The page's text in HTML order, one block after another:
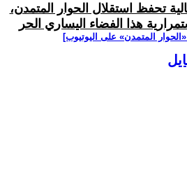
تحفظ استقلال الحوار المتمدن،
هذا الفضاء اليساري الحر
المتمدن» على اليوتيوب]